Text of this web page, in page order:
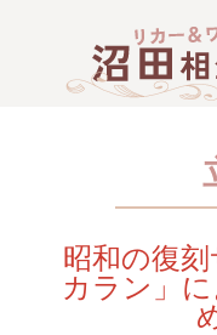
昭和の復
カラン」